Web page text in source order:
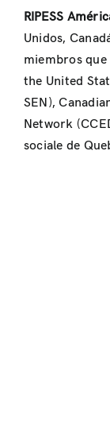
RIPESS
Unidos,
miembros
the United
SEN),
Network
sociale de